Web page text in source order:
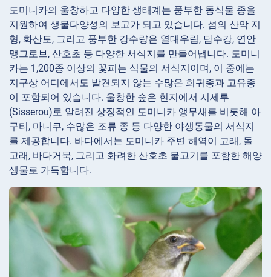
도미니카의 울창하고 다양한 생태계는 풍부한 동식물 종을
지원하여 생물다양성의 보고가 되고 있습니다. 섬의 산악 지
형, 화산토, 그리고 풍부한 강수량은 열대우림, 담수강, 연안
맹그로브, 산호초 등 다양한 서식지를 만들어냅니다. 도미니
카는 1,200종 이상의 꽃피는 식물의 서식지이며, 이 중에는
지구상 어디에서도 발견되지 않는 수많은 희귀종과 고유종
이 포함되어 있습니다. 울창한 숲은 현지에서 시세루
(Sisserou)로 알려진 상징적인 도미니카 앵무새를 비롯해 아
구티, 마니쿠, 수많은 조류 종 등 다양한 야생동물의 서식지
를 제공합니다. 바다에서는 도미니카 주변 해역이 고래, 돌
고래, 바다거북, 그리고 화려한 산호초 물고기를 포함한 해양
생물로 가득합니다.